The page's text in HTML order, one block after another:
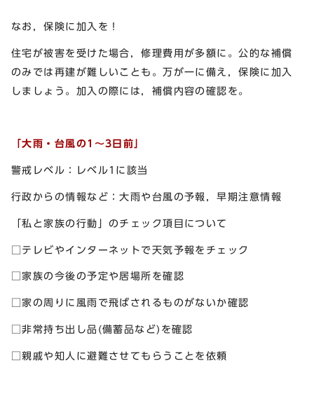
なお，保険に加入を！
住宅が被害を受けた場合，修理費用が多額に。公的な補償
のみでは再建が難しいことも。万が一に備え，保険に加入
しましょう。加入の際には，補償内容の確認を。
「大雨・台風の1～3日前」
警戒レベル：レベル1に該当
行政からの情報など：大雨や台風の予報，早期注意情報
「私と家族の行動」のチェック項目について
□テレビやインターネットで天気予報をチェック
□家族の今後の予定や居場所を確認
□家の周りに風雨で飛ばされるものがないか確認
□非常持ち出し品(備蓄品など)を確認
□親戚や知人に避難させてもらうことを依頼